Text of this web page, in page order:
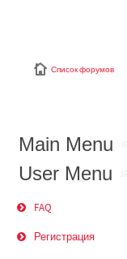
Список форумов
Main Menu
User Menu
FAQ
Регистрация